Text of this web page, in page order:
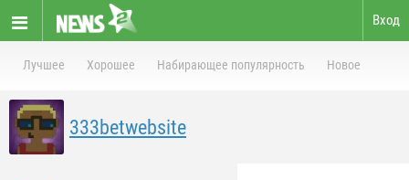
Вход
Лучшее Хорошее Набирающее популярность Новое
333betwebsite